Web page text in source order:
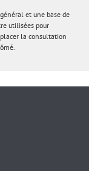
et une base de
utilisées pour
la consultation